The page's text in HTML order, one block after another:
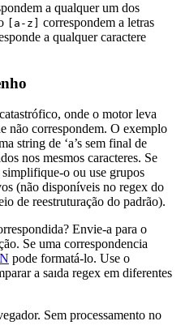
a qualquer um dos
[a-z]
correspondem a letras
a qualquer caractere
onde o motor leva
não correspondem. O exemplo
string de ‘a’s sem final de
nos mesmos caracteres. Se
o ou use grupos
(não disponíveis no regex do
de reestruturação do padrão).
Envie-a para o
Se uma correspondencia
pode formatá-lo. Use o
a saıda regex em diferentes
Sem processamento no